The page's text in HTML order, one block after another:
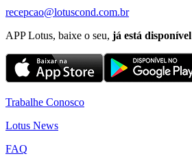
recepcao@lotuscond.com.br
APP Lotus, baixe o seu, já está disponível
Trabalhe Conosco
Lotus News
FAQ